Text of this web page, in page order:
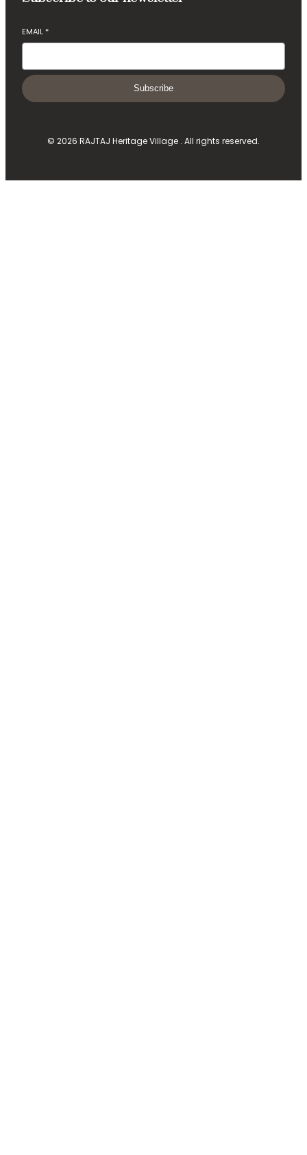
EMAIL *
Subscribe
© 2026 RAJTAJ Heritage Village . All rights reserved.